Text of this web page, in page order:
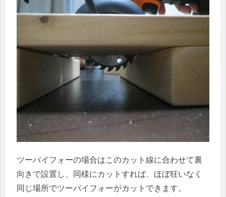
ツーバイフォーの場合はこのカット線に合わせて裏
向きで設置し、同様にカットすれば、ほぼ狂いなく
同じ場所でツーバイフォーがカットできます。